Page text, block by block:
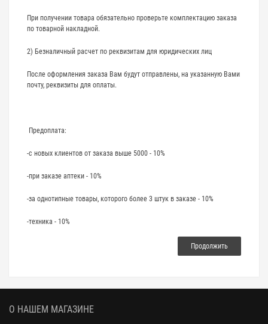
При получении товара обязательно проверьте комплектацию заказа
по товарной накладной.
2) Безналичный расчет по реквизитам для юридических лиц
После оформления заказа Вам будут отправлены, на указанную Вами
почту, реквизиты для оплаты.
Предоплата:
-с новых клиентов от заказа выше 5000 - 10%
-при заказе аптеки - 10%
-за однотипные товары, которого более 3 штук в заказе - 10%
-техника - 10%
Продолжить
О НАШЕМ МАГАЗИНЕ